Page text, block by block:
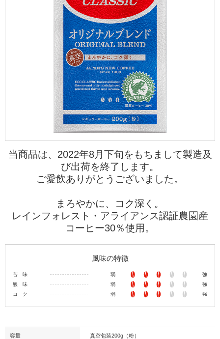
ルなコーヒ
ー調達
サステナビ
リティ教育
コーヒー×
健康
人権の尊重
サーキュラ
ーエコノミ
ー
サステナビ
リティレポ
ジ
企業概要
沿革
ニュースリ
リース
シン事業
地域・戦略
事業
海外事業
グループサ
ポート
ジン
当商品は、2022年8月下旬をもちまして製造及
び出荷を終了します。
ご愛飲ありがとうございました。
まろやかに、コク深く。
レインフォレスト・アライアンス認証農園産
コーヒー30％使用。
風味の特徴
苦 味 弱
強
酸 味
弱
強
コ ク
弱 強
容量 真空包装200g（粉）